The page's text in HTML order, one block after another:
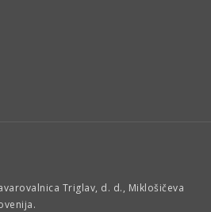
Triglav, d. d., Miklošičeva